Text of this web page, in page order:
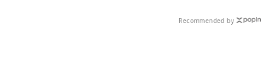
Recommended by